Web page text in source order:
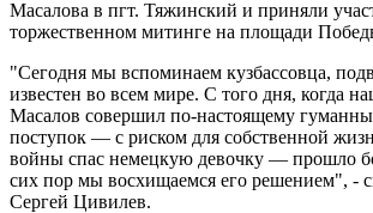
Масалова в пгт. Тяжинский и приняли
торжественном митинге на площади
"Сегодня мы вспоминаем кузбассовца,
известен во всем мире. С того дня, когда
Масалов совершил по-настоящему
поступок — с риском для собственной
войны спас немецкую девочку — прошло
сих пор мы восхищаемся его решением", -
Сергей Цивилев.